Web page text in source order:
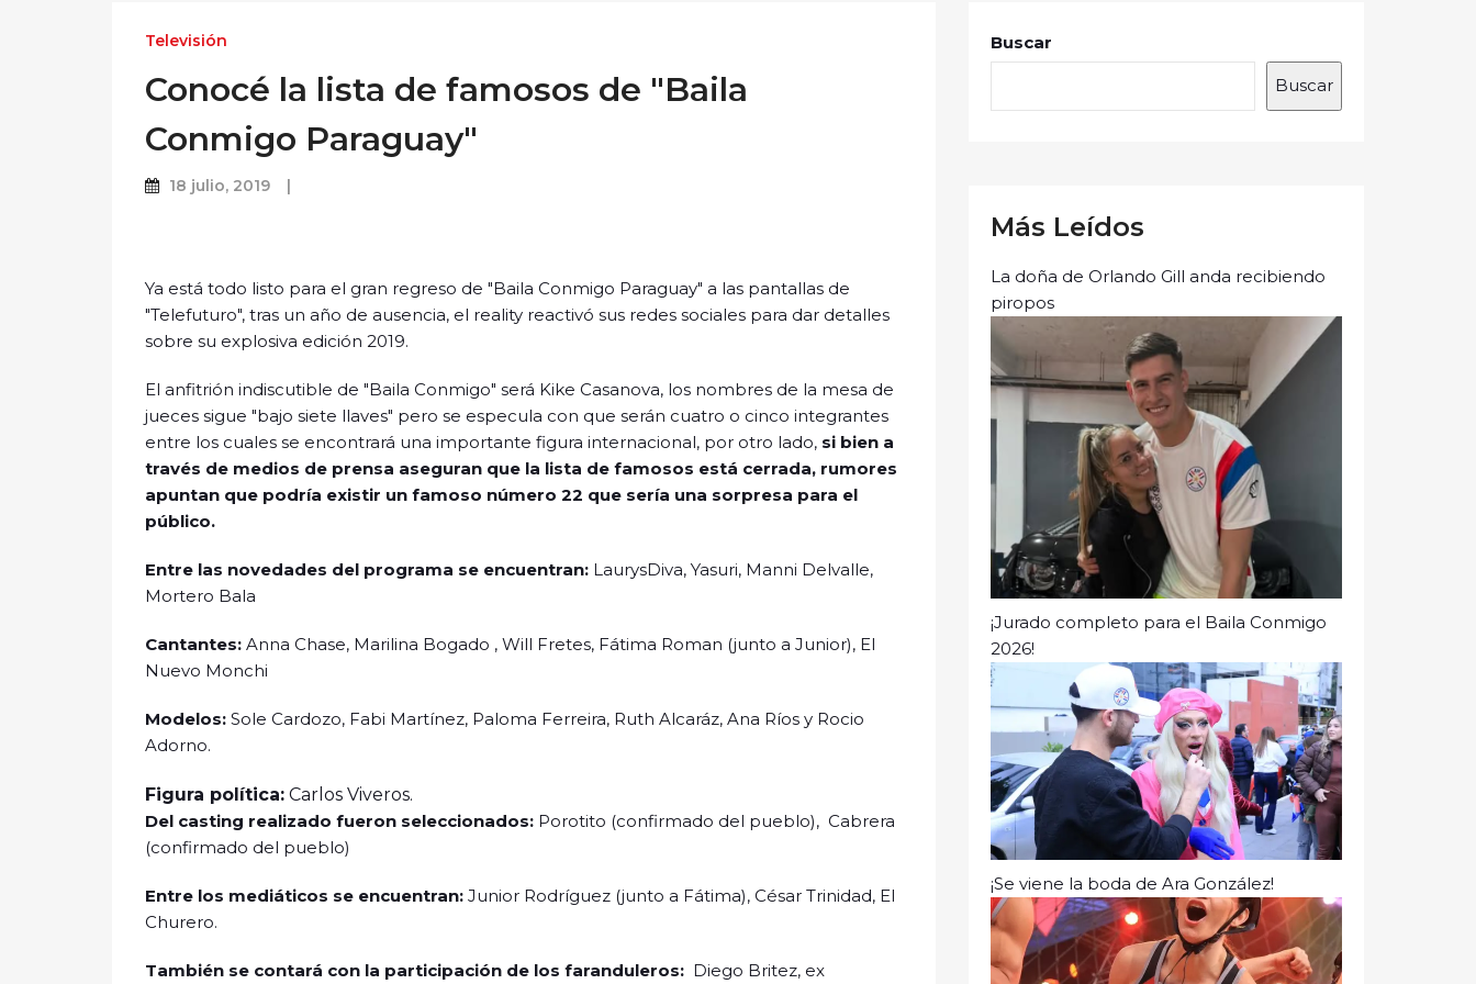
Televisión
Conocé la lista de famosos de "Baila
Conmigo Paraguay"
18 julio, 2019
Ya está todo listo para el gran regreso de "Baila Conmigo Paraguay" a las pantallas de
"Telefuturo", tras un año de ausencia, el reality reactivó sus redes sociales para dar detalles
sobre su explosiva edición 2019.
El anfitrión indiscutible de "Baila Conmigo" será Kike Casanova, los nombres de la mesa de
jueces sigue "bajo siete llaves" pero se especula con que serán cuatro o cinco integrantes
entre los cuales se encontrará una importante figura internacional, por otro lado, si bien a
través de medios de prensa aseguran que la lista de famosos está cerrada, rumores
apuntan que podría existir un famoso número 22 que sería una sorpresa para el
público.
Entre las novedades del programa se encuentran: LaurysDiva, Yasuri, Manni Delvalle,
Mortero Bala
Cantantes: Anna Chase, Marilina Bogado , Will Fretes, Fátima Roman (junto a Junior), El
Nuevo Monchi
Modelos: Sole Cardozo, Fabi Martínez, Paloma Ferreira, Ruth Alcaráz, Ana Ríos y Rocio
Adorno.
Figura política: Carlos Viveros.
Del casting realizado fueron seleccionados: Porotito (confirmado del pueblo), Cabrera
(confirmado del pueblo)
Entre los mediáticos se encuentran: Junior Rodríguez (junto a Fátima), César Trinidad, El
Churero.
También se contará con la participación de los faranduleros: Diego Britez, ex
Buscar
Buscar
Más Leídos
La doña de Orlando Gill anda recibiendo
piropos
¡Jurado completo para el Baila Conmigo
2026!
¡Se viene la boda de Ara González!